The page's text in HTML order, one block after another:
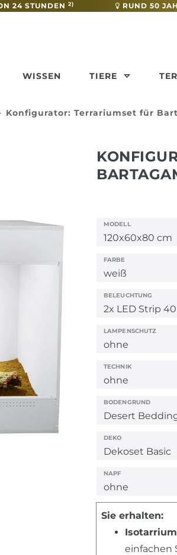
24 STUNDEN 2) RUND 50
WISSEN TIERE
Konfigurator: Terrariumset für
MODELL
FARBE
BELEUCHTUNG
LAMPENSCHUTZ
TECHNIK
BODENGRUND
DEKO
NAPF
Sie erhalten:
einfachen